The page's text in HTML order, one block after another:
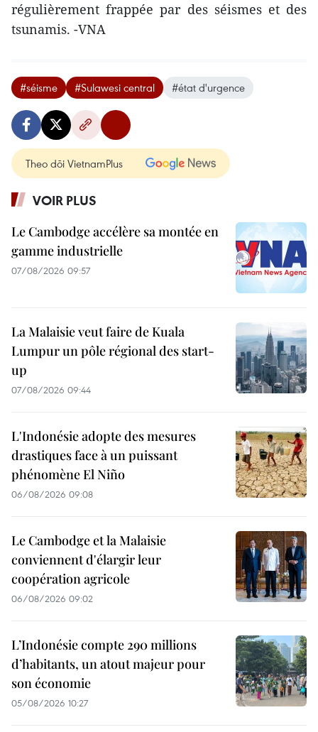
régulièrement frappée par des séismes et des
tsunamis. -VNA
#séisme #Sulawesi central #état d'urgence
Theo dõi VietnamPlus
VOIR PLUS
Le Cambodge accélère sa montée en
gamme industrielle
07/08/2026 09:57
La Malaisie veut faire de Kuala
Lumpur un pôle régional des start-
up
07/08/2026 09:44
L'Indonésie adopte des mesures
drastiques face à un puissant
phénomène El Niño
06/08/2026 09:08
Le Cambodge et la Malaisie
conviennent d'élargir leur
coopération agricole
06/08/2026 09:02
L’Indonésie compte 290 millions
d’habitants, un atout majeur pour
son économie
05/08/2026 10:27